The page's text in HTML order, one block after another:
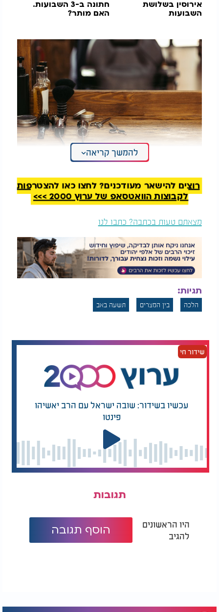
אירוסין בשלושת
השבועות
חתונה ב-3 השבועות.
האם מותר?
להמשך קריאה
רוצים להישאר מעודכנים? לחצו כאן להצטרפות
לקבוצות הוואטסאפ של ערוץ 2000 >>>
מצאתם טעות בכתבה? כתבו לנו
תגיות:
הלכה בין המצרים תשעה באב
שידור חי
עכשיו בשידור: שובה ישראל עם הרב יאשיהו
פינטו
תגובות
היו הראשונים
להגיב
הוסף תגובה